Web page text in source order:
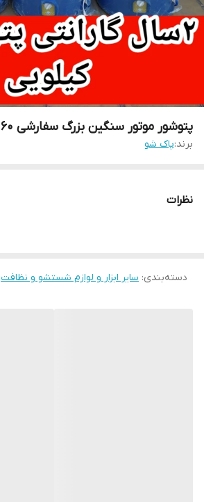
پتوشور موتور سنگین بزرگ سفارشی ۶۰ کیلویی پاک شو
برند:پاک شو
نظرات
دسته‌بندی: سایر ابزار و لوازم شستشو و نظافت